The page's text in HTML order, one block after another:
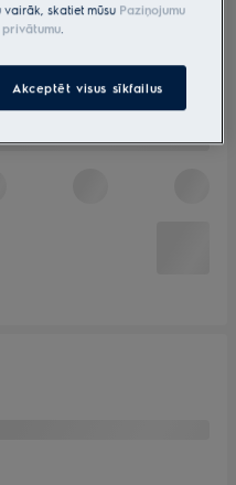
skatiet mūsu Paziņojumu
.
Akceptēt visus sīkfailus